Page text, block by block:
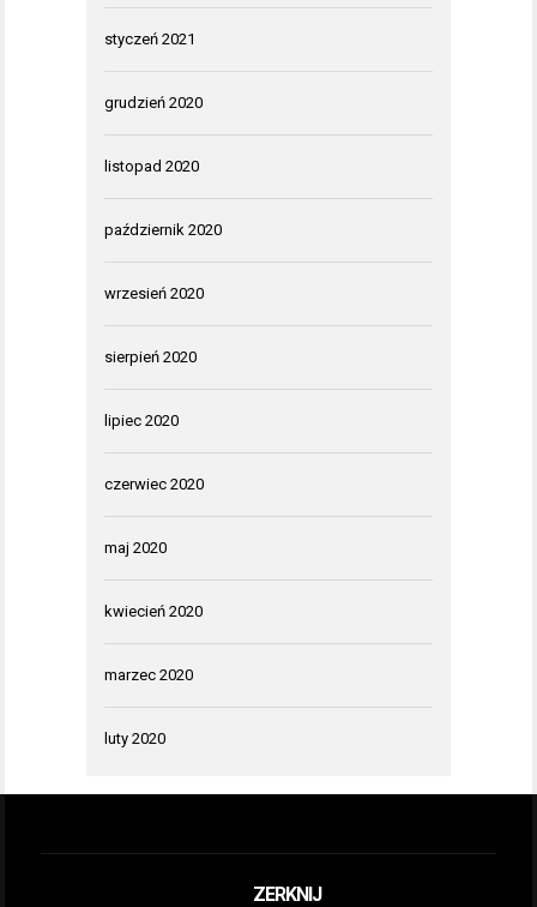
styczeń 2021
grudzień 2020
listopad 2020
październik 2020
wrzesień 2020
sierpień 2020
lipiec 2020
czerwiec 2020
maj 2020
kwiecień 2020
marzec 2020
luty 2020
ZERKNIJ